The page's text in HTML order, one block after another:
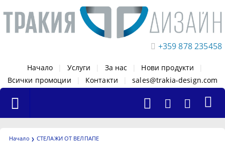
+359 878 235458
Начало Услуги За нас Нови продукти
Всички промоции
Контакти sales@trakia-design.com
Начало СТЕЛАЖИ ОТ ВЕЛПАПЕ